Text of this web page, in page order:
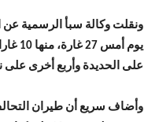
ونقلت وكالة سبأ الرسمية
يوم
على الحديدة وأربع أخرى